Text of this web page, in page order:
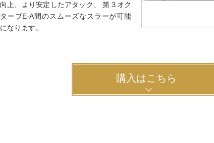
向上、より安定したアタック、 第３オク
ターブE-A間のスムーズなスラーが可能
になります。
購入はこちら